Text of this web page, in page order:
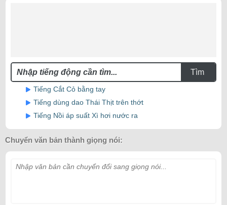
Tìm
Tiếng Cắt Cỏ bằng tay
Tiếng dùng dao Thái Thịt trên thớt
Tiếng Nồi áp suất Xì hơi nước ra
Chuyển văn bản thành giọng nói:
Nhập văn bản cần chuyển đổi sang giọng nói...